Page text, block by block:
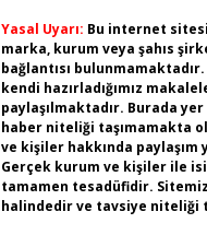
Yasal Uyarı: Bu internet
marka, kurum veya şahıs
bağlantısı
kendi hazırladığımız
paylaşılmaktadır. Burada
haber niteliği taşımamakta
ve kişiler hakkında paylaşım
Gerçek kurum ve kişiler ile
tamamen tesadüfidir.
halindedir ve tavsiye niteliği